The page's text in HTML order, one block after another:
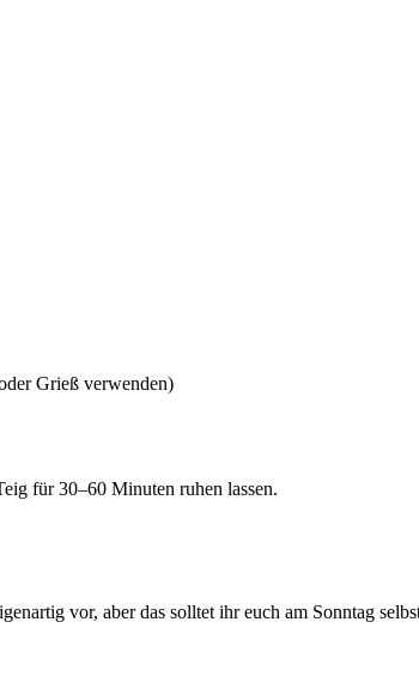
Grieß verwenden)
für 30–60 Minuten ruhen lassen.
vor, aber das solltet ihr euch am Sonntag